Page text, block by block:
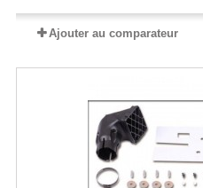
Ajouter au comparateur